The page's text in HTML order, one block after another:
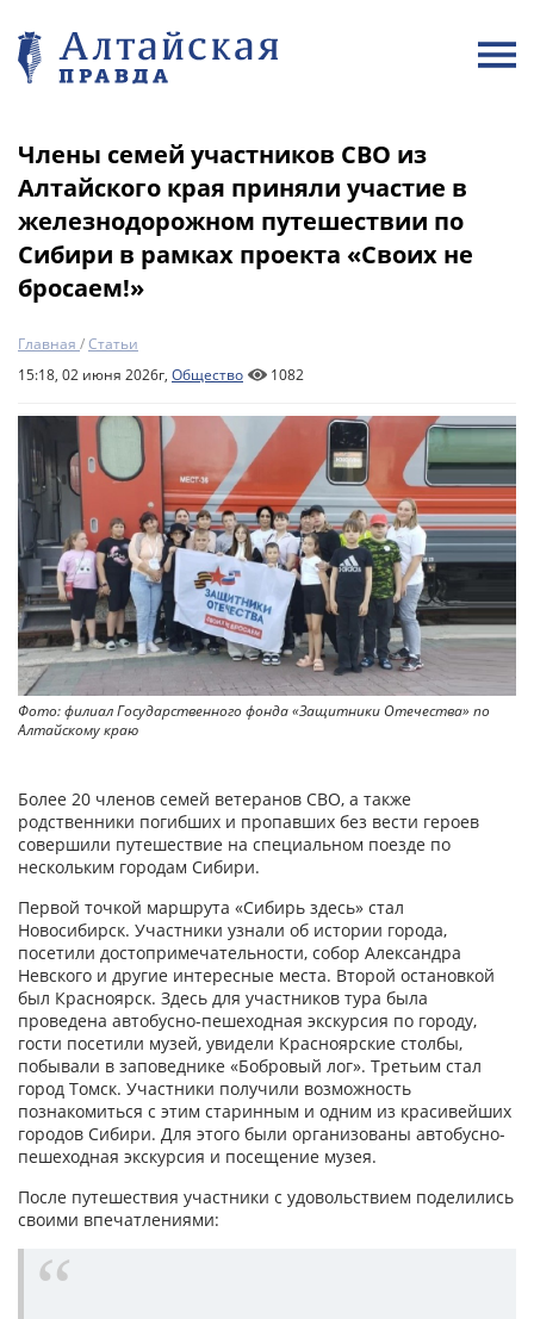
Члены семей участников СВО из
Алтайского края приняли участие в
железнодорожном путешествии по
Сибири в рамках проекта «Своих не
бросаем!»
Главная /Статьи
15:18, 02 июня 2026г, Общество 1082
Фото: филиал Государственного фонда «Защитники Отечества» по
Алтайскому краю
Более 20 членов семей ветеранов СВО, а также
родственники погибших и пропавших без вести героев
совершили путешествие на специальном поезде по
нескольким городам Сибири.
Первой точкой маршрута «Сибирь здесь» стал
Новосибирск. Участники узнали об истории города,
посетили достопримечательности, собор Александра
Невского и другие интересные места. Второй остановкой
был Красноярск. Здесь для участников тура была
проведена автобусно-пешеходная экскурсия по городу,
гости посетили музей, увидели Красноярские столбы,
побывали в заповеднике «Бобровый лог». Третьим стал
город Томск. Участники получили возможность
познакомиться с этим старинным и одним из красивейших
городов Сибири. Для этого были организованы автобусно-
пешеходная экскурсия и посещение музея.
После путешествия участники с удовольствием поделились
своими впечатлениями: